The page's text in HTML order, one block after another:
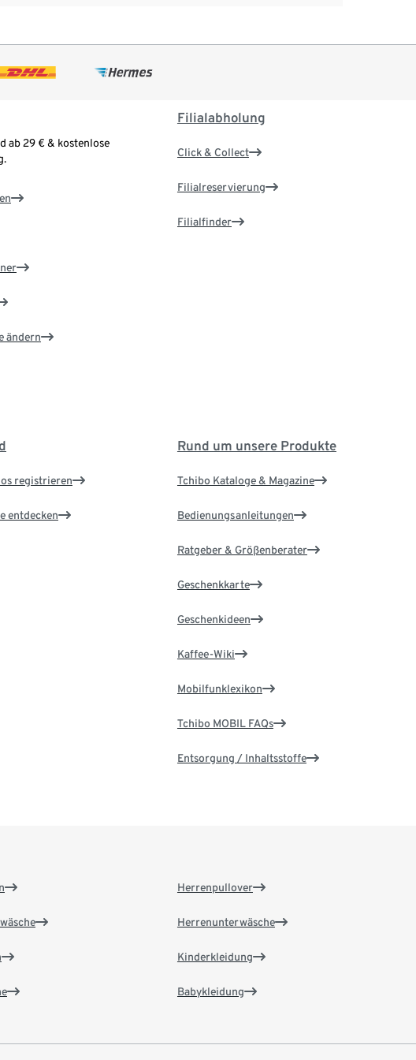
ab 29 € & kostenlose
ändern
Filialabholung
Click & Collect
Filialreservierung
Filialfinder
registrieren
entdecken
Rund um unsere Produkte
Tchibo Kataloge & Magazine
Bedienungsanleitungen
Ratgeber & Größenberater
Geschenkkarte
Geschenkideen
Kaffee-Wiki
Mobilfunklexikon
Tchibo MOBIL FAQs
Entsorgung / Inhaltsstoffe
Herrenpullover
Herrenunterwäsche
Kinderkleidung
Babykleidung